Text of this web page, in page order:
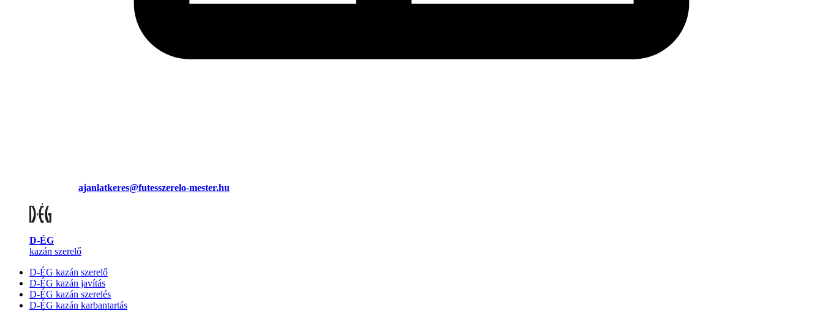
ajanlatkeres@futesszerelo-mester.hu
D-ÉG
kazán szerelő
D-ÉG kazán szerelő
D-ÉG kazán javítás
D-ÉG kazán szerelés
D-ÉG kazán karbantartás